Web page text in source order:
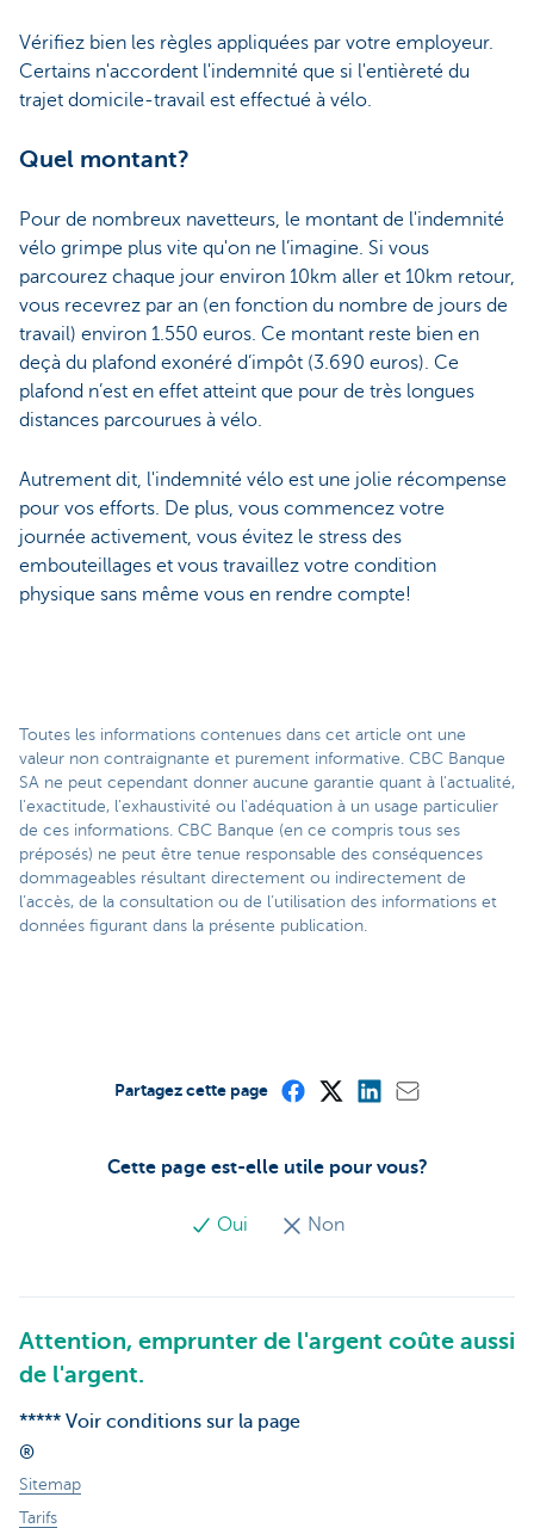
Vérifiez bien les règles appliquées par votre employeur.
Certains n'accordent l'indemnité que si l'entièreté du
trajet domicile-travail est effectué à vélo.
Quel montant?
Pour de nombreux navetteurs, le montant de l'indemnité
vélo grimpe plus vite qu'on ne l’imagine. Si vous
parcourez chaque jour environ 10km aller et 10km retour,
vous recevrez par an (en fonction du nombre de jours de
travail) environ 1.550 euros. Ce montant reste bien en
deçà du plafond exonéré d’impôt (3.690 euros). Ce
plafond n’est en effet atteint que pour de très longues
distances parcourues à vélo.
Autrement dit, l'indemnité vélo est une jolie récompense
pour vos efforts. De plus, vous commencez votre
journée activement, vous évitez le stress des
embouteillages et vous travaillez votre condition
physique sans même vous en rendre compte!
Toutes les informations contenues dans cet article ont une
valeur non contraignante et purement informative. CBC Banque
SA ne peut cependant donner aucune garantie quant à l'actualité,
l'exactitude, l'exhaustivité ou l'adéquation à un usage particulier
de ces informations. CBC Banque (en ce compris tous ses
préposés) ne peut être tenue responsable des conséquences
dommageables résultant directement ou indirectement de
l’accès, de la consultation ou de l’utilisation des informations et
données figurant dans la présente publication.
Cette page est-elle utile pour vous?
Oui Non
Partagez cette page
Attention, emprunter de l'argent coûte aussi
de l'argent.
***** Voir conditions sur la page
®
Sitemap
Tarifs